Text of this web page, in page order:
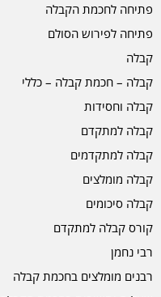
פתיחה לחכמת הקבלה
פתיחה לפירוש הסולם
קבלה
קבלה – חכמת קבלה – כללי
קבלה וחסידות
קבלה למתקדם
קבלה למתקדמים
קבלה מומלצים
קבלה סיכומים
קורס קבלה למתקדם
רבי נחמן
רבנים מומלצים בחכמת קבלה